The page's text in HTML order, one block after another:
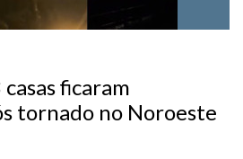
ficaram
tornado no Noroeste